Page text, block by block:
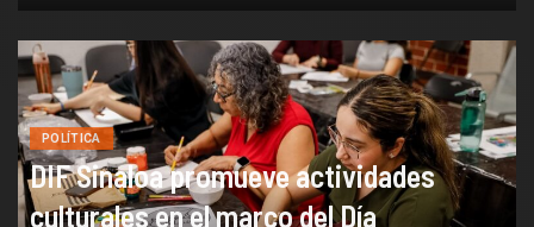
POLÍTICA
DIF Sinaloa promueve actividades
culturales en el marco del Día